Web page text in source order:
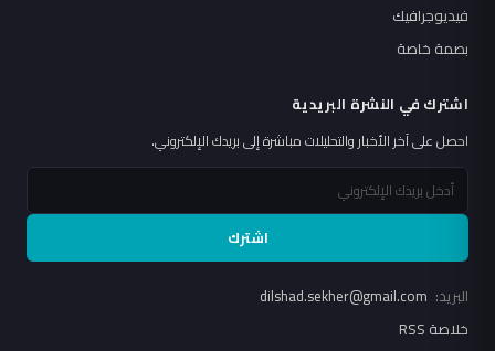
فيديوجرافيك
بصمة خاصة
اشترك في النشرة البريدية
احصل على آخر الأخبار والتحليلات مباشرة إلى بريدك الإلكتروني.
اشترك
البريد:
خلاصة RSS